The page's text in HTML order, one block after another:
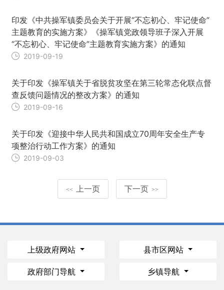
印发《中共操军镇委员会关于开展“不忘初心、牢记使命”
主题教育的实施方案》《操军镇党政领导班子深入开展
“不忘初心、牢记使命”主题教育实施方案》的通知
2019-09-19
关于印发《操军镇关于省脱贫攻坚在第三轮常态化联点督
查反馈问题情况的整改方案》的通知
2019-09-16
关于印发《迎接中华人民共和国成立70周年安全生产专
项整治行动工作方案》的通知
2019-09-03
<< 上一页 下一页 >>
上级政府网站 县市区网站
政府部门导航 乡镇导航